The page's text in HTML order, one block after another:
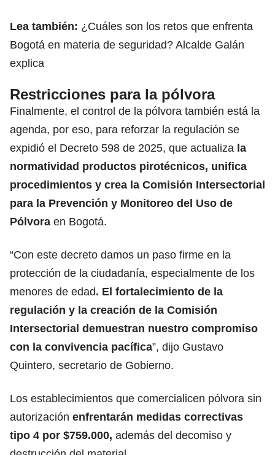
Lea también: ¿Cuáles son los retos que enfrenta
Bogotá en materia de seguridad? Alcalde Galán
explica
Restricciones para la pólvora
Finalmente, el control de la pólvora también está la
agenda, por eso, para reforzar la regulación se
expidió el Decreto 598 de 2025, que actualiza la
normatividad productos pirotécnicos, unifica
procedimientos y crea la Comisión Intersectorial
para la Prevención y Monitoreo del Uso de
Pólvora en Bogotá.
“Con este decreto damos un paso firme en la
protección de la ciudadanía, especialmente de los
menores de edad. El fortalecimiento de la
regulación y la creación de la Comisión
Intersectorial demuestran nuestro compromiso
con la convivencia pacífica”, dijo Gustavo
Quintero, secretario de Gobierno.
Los establecimientos que comercialicen pólvora sin
autorización enfrentarán medidas correctivas
tipo 4 por $759.000, además del decomiso y